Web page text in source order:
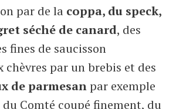
par de la coppa, du speck,
séché de canard, des
fines de saucisson
chèvres par un brebis et des
de parmesanpar exemple
Comté coupé finement, du